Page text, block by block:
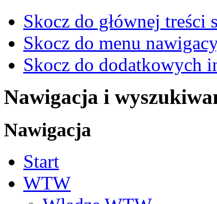
Skocz do głównej treści
Skocz do menu
Skocz do dodatkowych
Nawigacja i
Nawigacja
Start
WTW